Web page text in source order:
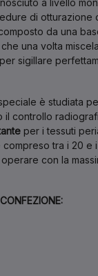
a livello
di otturazione
da una
una volta
sigillare
è studiata
il controllo
per i tessuti
tra i 20 e i
con la